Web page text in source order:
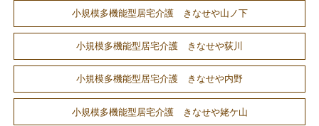
小規模多機能型居宅介護 きなせや山ノ下
小規模多機能型居宅介護 きなせや荻川
小規模多機能型居宅介護 きなせや内野
小規模多機能型居宅介護 きなせや姥ケ山